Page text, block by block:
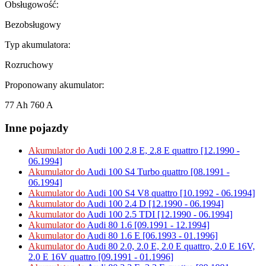
Obsługowość:
Bezobsługowy
Typ akumulatora:
Rozruchowy
Proponowany akumulator:
77 Ah 760 A
Inne pojazdy
Akumulator doAudi 100 2.8 E, 2.8 E quattro [12.1990 -
06.1994]
Akumulator doAudi 100 S4 Turbo quattro [08.1991 -
06.1994]
Akumulator doAudi 100 S4 V8 quattro [10.1992 - 06.1994]
Akumulator doAudi 100 2.4 D [12.1990 - 06.1994]
Akumulator doAudi 100 2.5 TDI [12.1990 - 06.1994]
Akumulator doAudi 80 1.6 [09.1991 - 12.1994]
Akumulator doAudi 80 1.6 E [06.1993 - 01.1996]
Akumulator doAudi 80 2.0, 2.0 E, 2.0 E quattro, 2.0 E 16V,
2.0 E 16V quattro [09.1991 - 01.1996]